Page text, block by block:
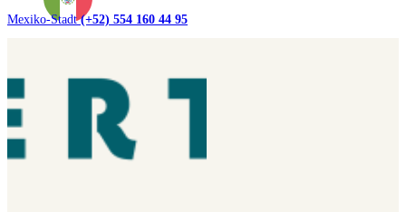
Mexiko-Stadt(+52) 554 160 44 95